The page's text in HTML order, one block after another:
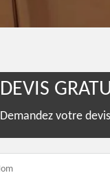
DEVIS
Demandez votre